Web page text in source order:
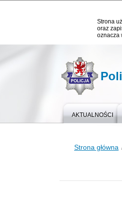
Strona
oraz
oznacza
AKTUALNOŚCI
Strona główna